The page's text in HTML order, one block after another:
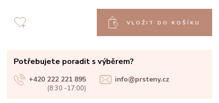
VLOŽIT DO KOŠÍKU
Potřebujete poradit s výběrem?
+420 222 221 895
(8:30 -17:00)
info@prsteny.cz